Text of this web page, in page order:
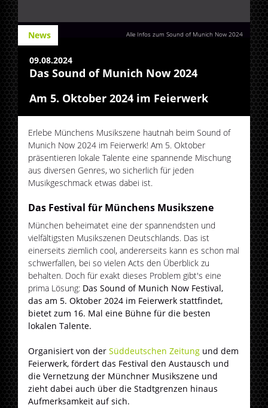
Alle Infos zum Sound of Munich Now 2024
News
09.08.2024
Das Sound of Munich Now 2024
Am 5. Oktober 2024 im Feierwerk
Erlebe Münchens Musikszene hautnah beim Sound of
Munich Now 2024 im Feierwerk! Am 5. Oktober
präsentieren lokale Talente eine spannende Mischung
aus diversen Genres, wo sicherlich für jeden
Musikgeschmack etwas dabei ist.
Das Festival für Münchens Musikszene
München beheimatet eine der spannendsten und
vielfältigsten Musikszenen Deutschlands. Das ist
einerseits ziemlich cool, andererseits kann es schon mal
schwerfallen, bei so vielen Acts den Überblick zu
behalten. Doch für exakt dieses Problem gibt's eine
prima Lösung: Das Sound of Munich Now Festival,
das am 5. Oktober 2024 im Feierwerk stattfindet,
bietet zum 16. Mal eine Bühne für die besten
lokalen Talente.
Organisiert von derSüddeutschen Zeitung und dem
Feierwerk, fördert das Festival den Austausch und
die Vernetzung der Münchner Musikszene und
zieht dabei auch über die Stadtgrenzen hinaus
Aufmerksamkeit auf sich.